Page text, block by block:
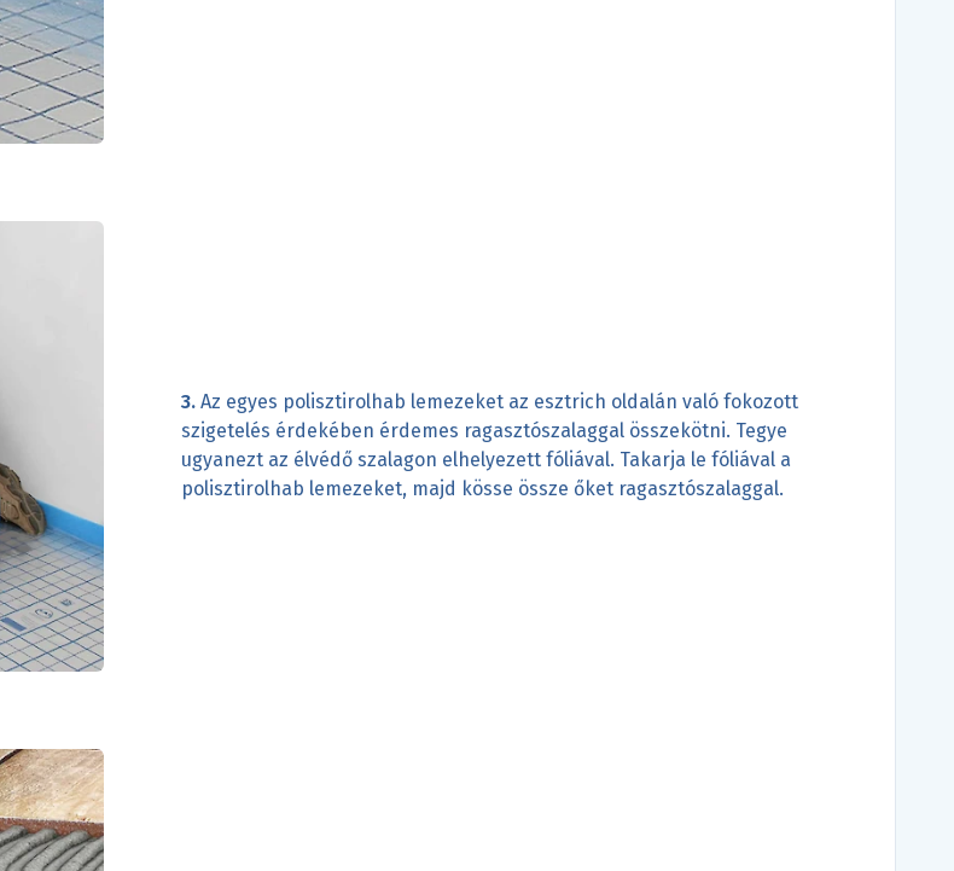
3. Az egyes polisztirolhab lemezeket az esztrich oldalán való fokozott
szigetelés érdekében érdemes ragasztószalaggal összekötni. Tegye
ugyanezt az élvédő szalagon elhelyezett fóliával. Takarja le fóliával a
polisztirolhab lemezeket, majd kösse össze őket ragasztószalaggal.